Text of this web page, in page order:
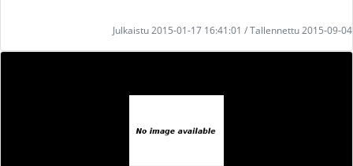
Julkaistu 2015-01-17 16:41:01 / Tallennettu 2015-09-04